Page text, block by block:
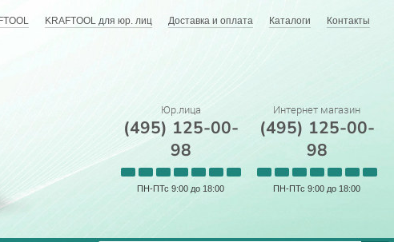
KRAFTOOL для юр. лиц Доставка и оплата Каталоги Контакты
Юр.лица
(495) 125-00-
98
ПН-ПТс 9:00 до 18:00
Интернет магазин
(495) 125-00-
98
ПН-ПТс 9:00 до 18:00